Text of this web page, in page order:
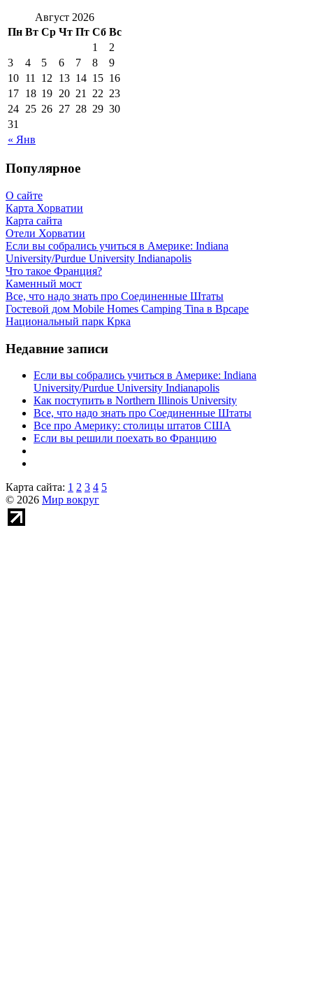
Август 2026
Пн Вт Ср Чт Пт Сб Вс
« Янв
1
2
3
4 5 6 7 8
9
10 11 12 13 14 15 16
17 18 19 20 21 22 23
24 25 26 27 28 29 30
31
Популярное
О сайте
Карта Хорватии
Карта сайта
Отели Хорватии
Если вы собрались учиться в Америке: Indiana
University/Purdue University Indianapolis
Что такое Франция?
Каменный мост
Все, что надо знать про Соединенные Штаты
Гостевой дом Mobile Homes Camping Tina в Врсаре
Национальный парк Крка
Недавние записи
Если вы собрались учиться в Америке: Indiana
University/Purdue University Indianapolis
Как поступить в Northern Illinois University
Все, что надо знать про Соединенные Штаты
Все про Америку: столицы штатов США
Если вы решили поехать во Францию
Карта сайта: 1 2 3 4 5
© 2026 Мир вокруг